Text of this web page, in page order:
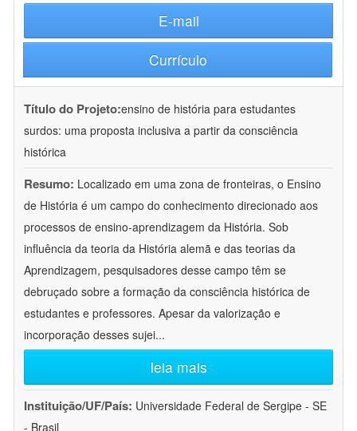
E-mail
Currículo
Título do Projeto:ensino de história para estudantes
surdos: uma proposta inclusiva a partir da consciência
histórica
Resumo: Localizado em uma zona de fronteiras, o Ensino
de História é um campo do conhecimento direcionado aos
processos de ensino-aprendizagem da História. Sob
influência da teoria da História alemã e das teorias da
Aprendizagem, pesquisadores desse campo têm se
debruçado sobre a formação da consciência histórica de
estudantes e professores. Apesar da valorização e
incorporação desses sujei...
leia mais
Instituição/UF/País: Universidade Federal de Sergipe - SE
- Brasil